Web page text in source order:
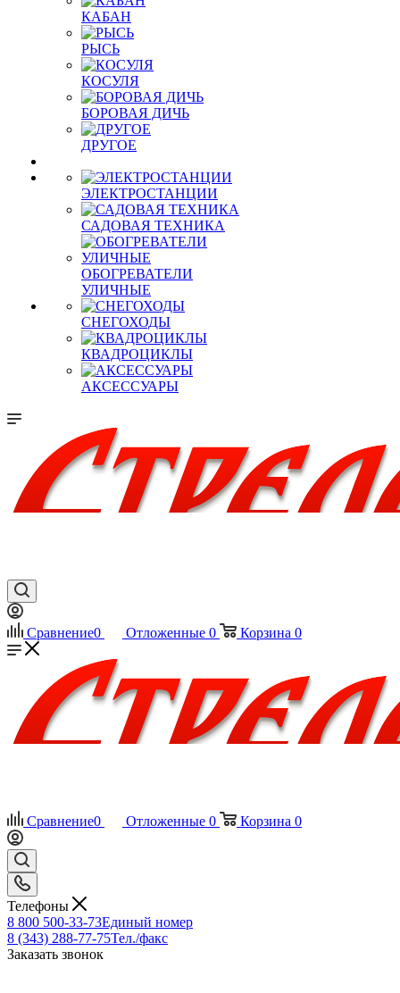
КАБАН
РЫСЬ
КОСУЛЯ
БОРОВАЯ ДИЧЬ
ДРУГОЕ
ЭЛЕКТРОСТАНЦИИ
САДОВАЯ ТЕХНИКА
ОБОГРЕВАТЕЛИ
УЛИЧНЫЕ
СНЕГОХОДЫ
КВАДРОЦИКЛЫ
АКСЕССУАРЫ
Сравнение0 Отложенные 0 Корзина 0
Сравнение0 Отложенные 0 Корзина 0
Телефоны
8 800 500-33-73Единый номер
8 (343) 288-77-75Тел./факс
Заказать звонок